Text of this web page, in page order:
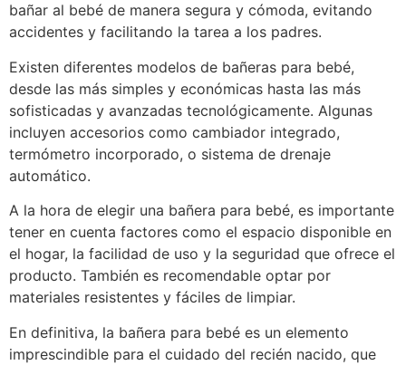
bañar al bebé de manera segura y cómoda, evitando
accidentes y facilitando la tarea a los padres.
Existen diferentes modelos de bañeras para bebé,
desde las más simples y económicas hasta las más
sofisticadas y avanzadas tecnológicamente. Algunas
incluyen accesorios como cambiador integrado,
termómetro incorporado, o sistema de drenaje
automático.
A la hora de elegir una bañera para bebé, es importante
tener en cuenta factores como el espacio disponible en
el hogar, la facilidad de uso y la seguridad que ofrece el
producto. También es recomendable optar por
materiales resistentes y fáciles de limpiar.
En definitiva, la bañera para bebé es un elemento
imprescindible para el cuidado del recién nacido, que